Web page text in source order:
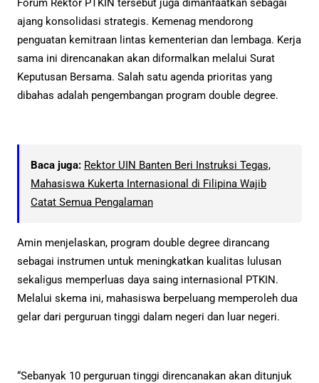
Forum Rektor PTKIN tersebut juga dimanfaatkan sebagai
ajang konsolidasi strategis. Kemenag mendorong
penguatan kemitraan lintas kementerian dan lembaga. Kerja
sama ini direncanakan akan diformalkan melalui Surat
Keputusan Bersama. Salah satu agenda prioritas yang
dibahas adalah pengembangan program double degree.
Baca juga: Rektor UIN Banten Beri Instruksi Tegas,
Mahasiswa Kukerta Internasional di Filipina Wajib
Catat Semua Pengalaman
Amin menjelaskan, program double degree dirancang
sebagai instrumen untuk meningkatkan kualitas lulusan
sekaligus memperluas daya saing internasional PTKIN.
Melalui skema ini, mahasiswa berpeluang memperoleh dua
gelar dari perguruan tinggi dalam negeri dan luar negeri.
“Sebanyak 10 perguruan tinggi direncanakan akan ditunjuk